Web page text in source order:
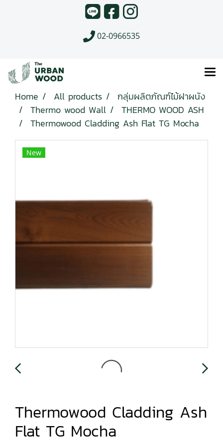
02-0966535
Home All products
กลุ่มผลิตภัณฑ์ไม้ฝาผนัง
Thermo wood Wall
THERMO WOOD ASH
Thermowood Cladding Ash Flat TG Mocha
New
Thermowood Cladding Ash
Flat TG Mocha